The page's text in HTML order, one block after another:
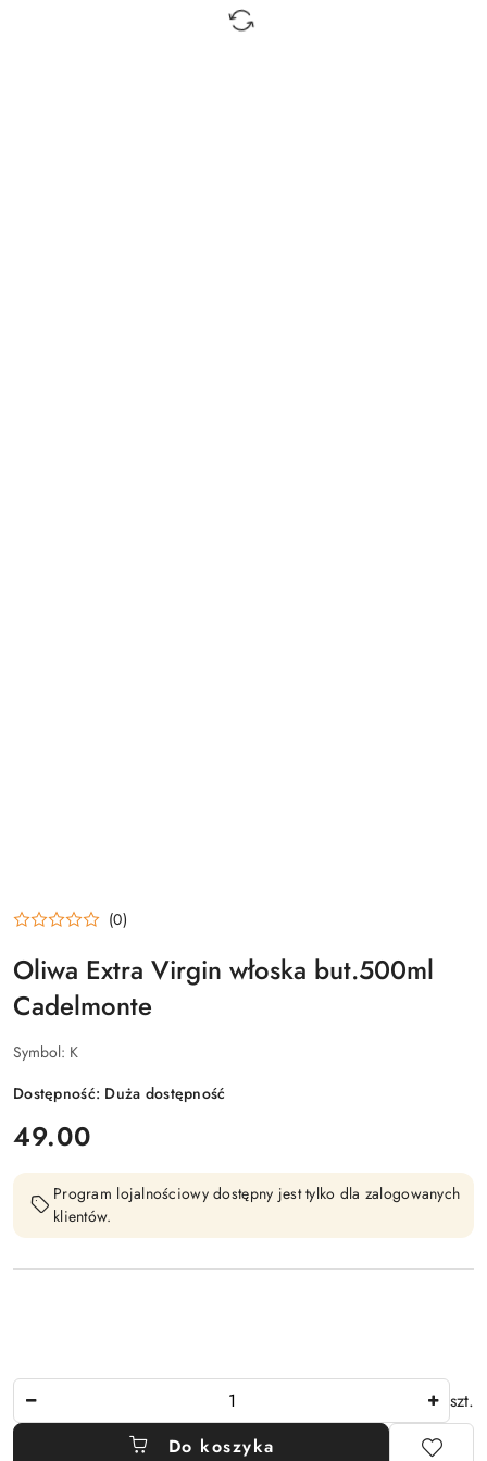
(0)
Oliwa Extra Virgin włoska but.500ml
Cadelmonte
Symbol: K
Dostępność: Duża dostępność
cena:
49.00
Program lojalnościowy dostępny jest tylko dla zalogowanych
klientów.
szt.
Do koszyka